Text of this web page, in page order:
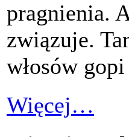
pragnienia.
związuje.
włosów
Więcej…